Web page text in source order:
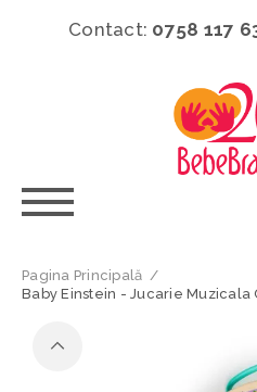
Contact: 0758 117
Pagina Principală /
Baby Einstein - Jucarie Muzicala